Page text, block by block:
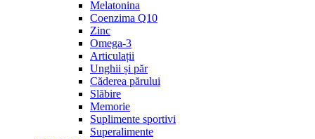
Melatonina
Coenzima Q10
Zinc
Omega-3
Articulații
Unghii și păr
Căderea părului
Slăbire
Memorie
Suplimente sportivi
Superalimente